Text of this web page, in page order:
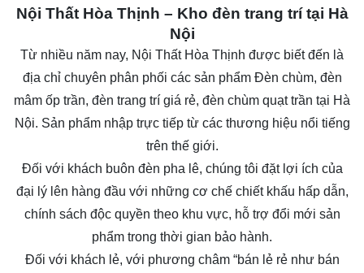
Nội Thất Hòa Thịnh – Kho đèn trang trí tại Hà
Nội
Từ nhiều năm nay, Nội Thất Hòa Thịnh được biết đến là
địa chỉ chuyên phân phối các sản phẩm Đèn chùm, đèn
mâm ốp trần, đèn trang trí giá rẻ, đèn chùm quạt trần tại Hà
Nội. Sản phẩm nhập trực tiếp từ các thương hiệu nổi tiếng
trên thế giới.
Đối với khách buôn đèn pha lê, chúng tôi đặt lợi ích của
đại lý lên hàng đầu với những cơ chế chiết khấu hấp dẫn,
chính sách độc quyền theo khu vực, hỗ trợ đổi mới sản
phẩm trong thời gian bảo hành.
Đối với khách lẻ, với phương châm “bán lẻ rẻ như bán